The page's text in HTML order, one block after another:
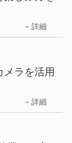
詳細
メラを活用
詳細